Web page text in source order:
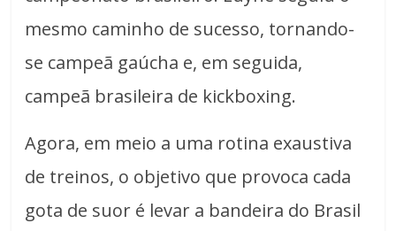
mesmo caminho de sucesso, tornando-
se campeã gaúcha e, em seguida,
campeã brasileira de kickboxing.
Agora, em meio a uma rotina exaustiva
de treinos, o objetivo que provoca cada
gota de suor é levar a bandeira do Brasil